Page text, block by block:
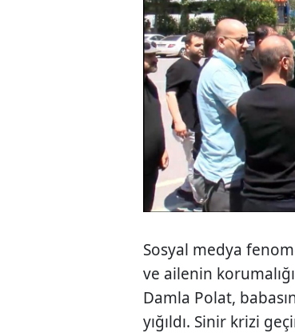
Sosyal medya
ve ailenin
Damla Polat,
yığıldı. Sinir krizi